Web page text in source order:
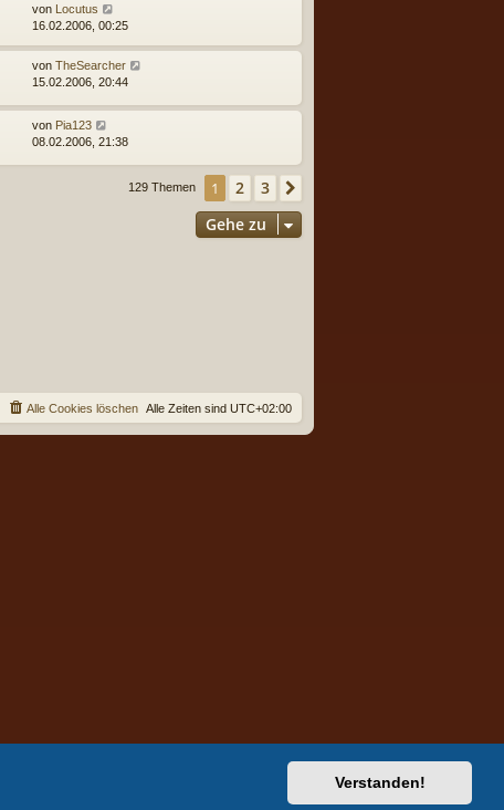
Verstanden!
von Locutus
16.02.2006, 00:25
von TheSearcher
15.02.2006, 20:44
von Pia123
08.02.2006, 21:38
129 Themen 1 2 3
Gehe zu
Alle Zeiten sind UTC+02:00
Alle Cookies löschen